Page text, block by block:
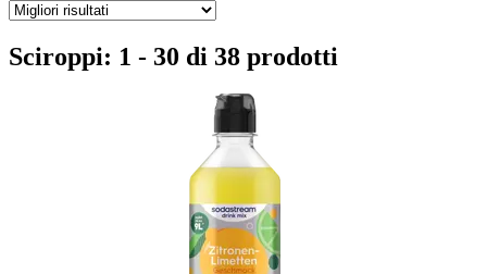
Sciroppi: 1 - 30 di 38 prodotti